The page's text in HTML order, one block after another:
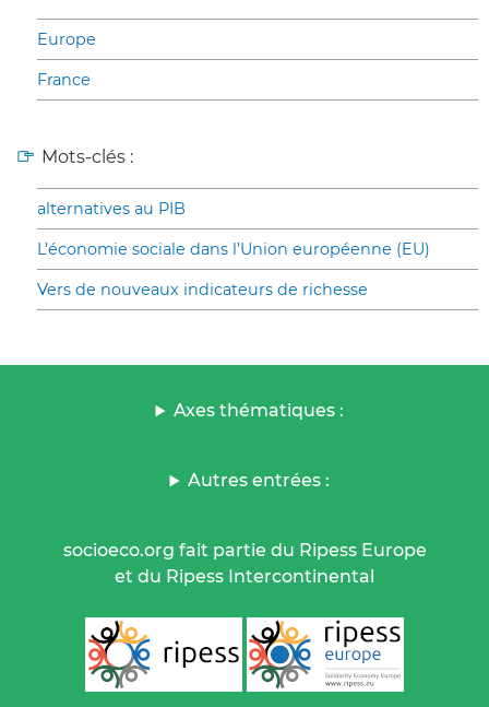
Europe
France
Mots-clés :
alternatives au PIB
L’économie sociale dans l’Union européenne (EU)
Vers de nouveaux indicateurs de richesse
Axes thématiques :
Autres entrées :
socioeco.org fait partie du Ripess Europe
et du Ripess Intercontinental